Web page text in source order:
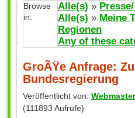
Browse
in:
Alle(s) »
Alle(s) » Meine
Regionen
Any of these
GroÃŸe Anfrage:
Bundesregierung
Veröffentlicht von: Webmaster
(111893 Aufrufe)